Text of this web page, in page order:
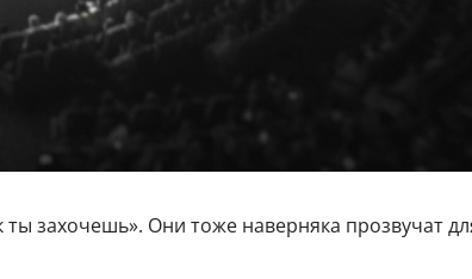
захочешь». Они тоже наверняка прозвучат